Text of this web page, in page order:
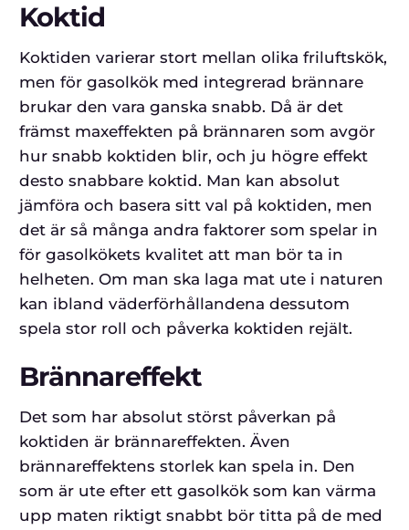
Koktid
Koktiden varierar stort mellan olika friluftskök,
men för gasolkök med integrerad brännare
brukar den vara ganska snabb. Då är det
främst maxeffekten på brännaren som avgör
hur snabb koktiden blir, och ju högre effekt
desto snabbare koktid. Man kan absolut
jämföra och basera sitt val på koktiden, men
det är så många andra faktorer som spelar in
för gasolkökets kvalitet att man bör ta in
helheten. Om man ska laga mat ute i naturen
kan ibland väderförhållandena dessutom
spela stor roll och påverka koktiden rejält.
Brännareffekt
Det som har absolut störst påverkan på
koktiden är brännareffekten. Även
brännareffektens storlek kan spela in. Den
som är ute efter ett gasolkök som kan värma
upp maten riktigt snabbt bör titta på de med